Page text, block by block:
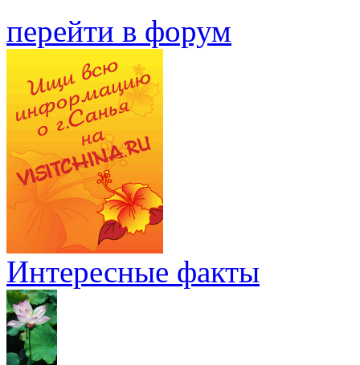
перейти в форум
Интересные факты